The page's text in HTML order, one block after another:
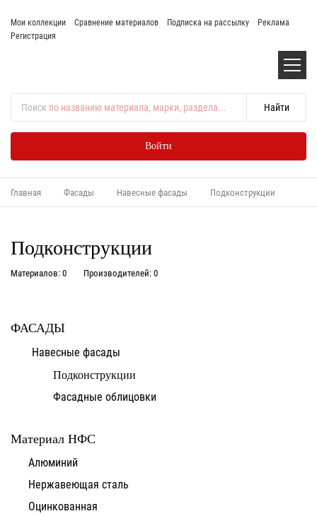
Мои коллекции Сравнение материалов Подписка на рассылку
Реклама
Регистрация
Поиск по названию материала, марки, раздела...
Войти
Главная Фасады Навесные фасады Подконструкции
Подконструкции
Материалов: 0 Производителей: 0
ФАСАДЫ
Навесные фасады
Подконструкции
Фасадные облицовки
Материал НФС
Алюминий
Нержавеющая сталь
Оцинкованная